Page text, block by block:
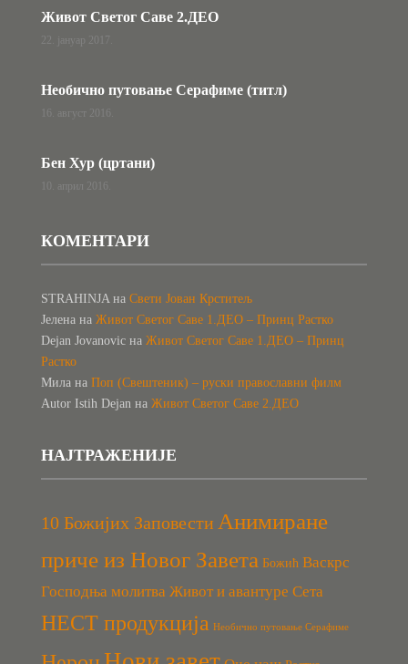
Живот Светог Саве 2.ДЕО
22. јануар 2017.
Необично путовање Серафиме (титл)
16. август 2016.
Бен Хур (цртани)
10. април 2016.
КОМЕНТАРИ
STRAHINJAна Свети Јован Крститељ
Јеленана Живот Светог Саве 1.ДЕО – Принц Растко
Dejan Jovanovicна Живот Светог Саве 1.ДЕО – Принц
Растко
Милана Поп (Свештеник) – руски православни филм
Autor Istih Dejanна Живот Светог Саве 2.ДЕО
НАЈТРАЖЕНИЈЕ
10 Божијих Заповести Анимиране
приче из Новог Завета Божић Васкрс
Господња молитва Живот и авантуре Сета
НЕСТ продукција Необично путовање Серафиме